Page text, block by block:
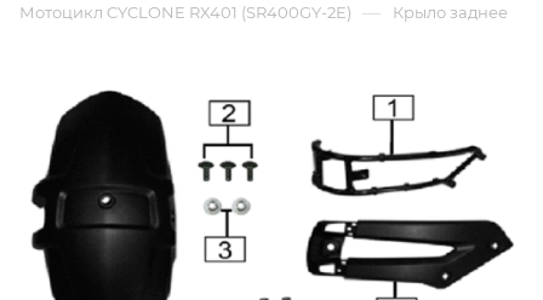
Мотоцикл CYCLONE RX401 (SR400GY-2E) — Крыло заднее